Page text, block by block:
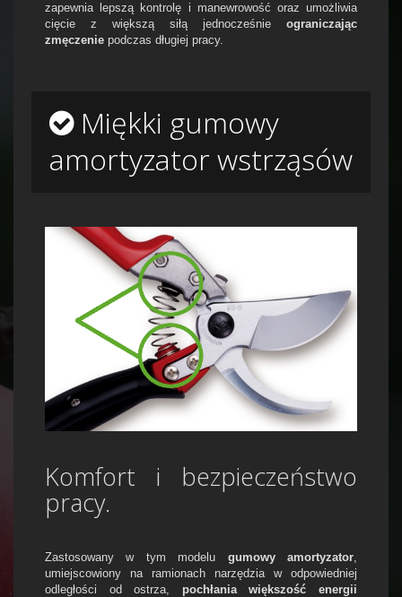
zapewnia lepszą kontrolę i manewrowość oraz umożliwia
cięcie z większą siłą jednocześnie ograniczając
zmęczenie podczas długiej pracy.
Miękki gumowy
amortyzator wstrząsów
Komfort i bezpieczeństwo
pracy.
Zastosowany w tym modelu gumowy amortyzator
umiejscowiony na ramionach narzędzia w odpowiedniej
odległości od ostrza, pochłania większość energii